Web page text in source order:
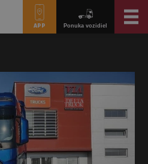
APP Ponuka vozidiel